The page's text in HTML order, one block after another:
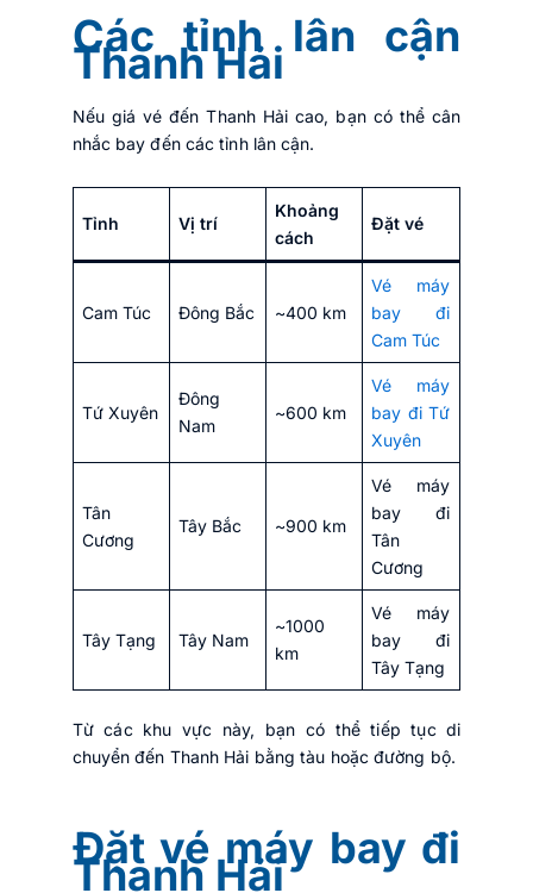
Các tỉnh lân cận
Thanh Hải
Nếu giá vé đến Thanh Hải cao, bạn có thể cân
nhắc bay đến các tỉnh lân cận.
Tỉnh Vị trí
Khoảng
cách
Đặt vé
Cam Túc Đông Bắc ~400 km
Vé máy
bay đi
Cam Túc
Tứ Xuyên
Đông
Nam
~600 km
Vé máy
bay đi Tứ
Xuyên
Tân
Cương
Tây Bắc ~900 km
Vé máy
bay đi
Tân
Cương
Tây Tạng Tây Nam
~1000
km
Vé máy
bay đi
Tây Tạng
Từ các khu vực này, bạn có thể tiếp tục di
chuyển đến Thanh Hải bằng tàu hoặc đường bộ.
Đặt vé máy bay đi
Thanh Hải